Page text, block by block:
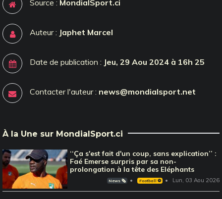
Source : MondialSport.ci
Auteur : Japhet Marcel
Date de publication : Jeu, 29 Aou 2024 à 16h 25
Contacter l'auteur : news@mondialsport.net
À la Une sur MondialSport.ci
‘‘Ça s'est fait d'un coup, sans explication’’ :
Faé Emerse surpris par sa non-
prolongation à la tête des Eléphants
News 🗞️ Football ⚽️ Lun, 03 Aou 2026